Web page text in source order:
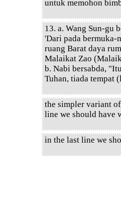
untuk memohon
13. a. Wang Sun-gu
'Dari pada bermuka-
ruang Barat daya
Malaikat Zao
b. Nabi bersabda,
Tuhan, tiada tempat
the simpler variant
line we should have
in the last line we